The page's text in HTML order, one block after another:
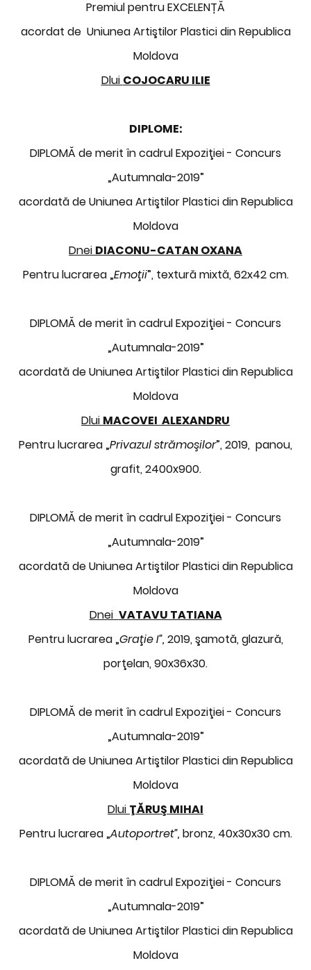
Premiul pentru EXCELENȚĂ
acordat de Uniunea Artiştilor Plastici din Republica
Moldova
Dlui COJOCARU ILIE
DIPLOME:
DIPLOMĂ de merit în cadrul Expoziţiei - Concurs
„Autumnala-2019”
acordată de Uniunea Artiştilor Plastici din Republica
Moldova
Dnei DIACONU-CATAN OXANA
Pentru lucrarea „Emoţii”, textură mixtă, 62x42 cm.
DIPLOMĂ de merit în cadrul Expoziţiei - Concurs
„Autumnala-2019”
acordată de Uniunea Artiştilor Plastici din Republica
Moldova
Dlui MACOVEI ALEXANDRU
Pentru lucrarea „Privazul strămoşilor”, 2019, panou,
grafit, 2400x900.
DIPLOMĂ de merit în cadrul Expoziţiei - Concurs
„Autumnala-2019”
acordată de Uniunea Artiştilor Plastici din Republica
Moldova
Dnei VATAVU TATIANA
Pentru lucrarea „Graţie I”, 2019, şamotă, glazură,
porţelan, 90x36x30.
DIPLOMĂ de merit în cadrul Expoziţiei - Concurs
„Autumnala-2019”
acordată de Uniunea Artiştilor Plastici din Republica
Moldova
Dlui ŢĂRUŞ MIHAI
Pentru lucrarea „Autoportret”, bronz, 40x30x30 cm.
DIPLOMĂ de merit în cadrul Expoziţiei - Concurs
„Autumnala-2019”
acordată de Uniunea Artiştilor Plastici din Republica
Moldova